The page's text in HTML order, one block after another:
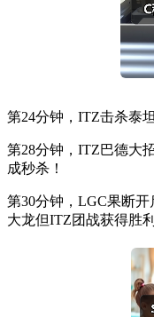
第24分钟，ITZ击杀泰
第28分钟，ITZ巴德大
成秒杀！
第30分钟，LGC果断
大龙但ITZ团战获得胜